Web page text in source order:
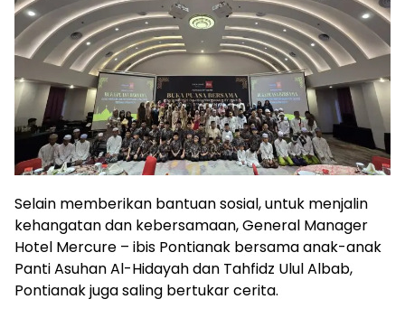
Selain memberikan bantuan sosial, untuk menjalin
kehangatan dan kebersamaan, General Manager
Hotel Mercure – ibis Pontianak bersama anak-anak
Panti Asuhan Al-Hidayah dan Tahfidz Ulul Albab,
Pontianak juga saling bertukar cerita.